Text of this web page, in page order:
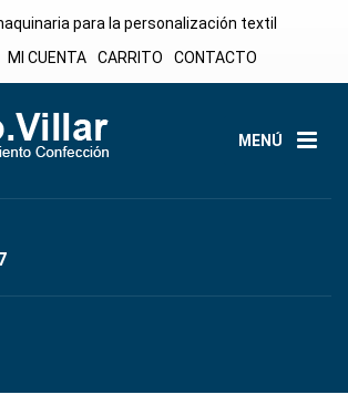
para la personalización textil
MI CUENTA CARRITO CONTACTO
MENÚ